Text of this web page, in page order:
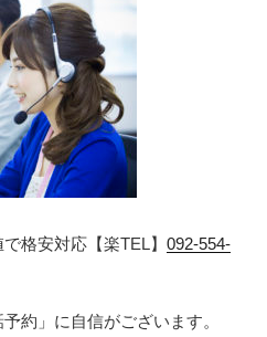
格安対応【楽TEL】 092-554-
約」に自信がございます。